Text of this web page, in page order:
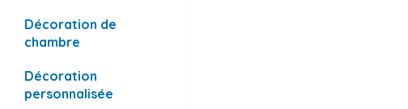
Décoration de
chambre
Décoration
personnalisée